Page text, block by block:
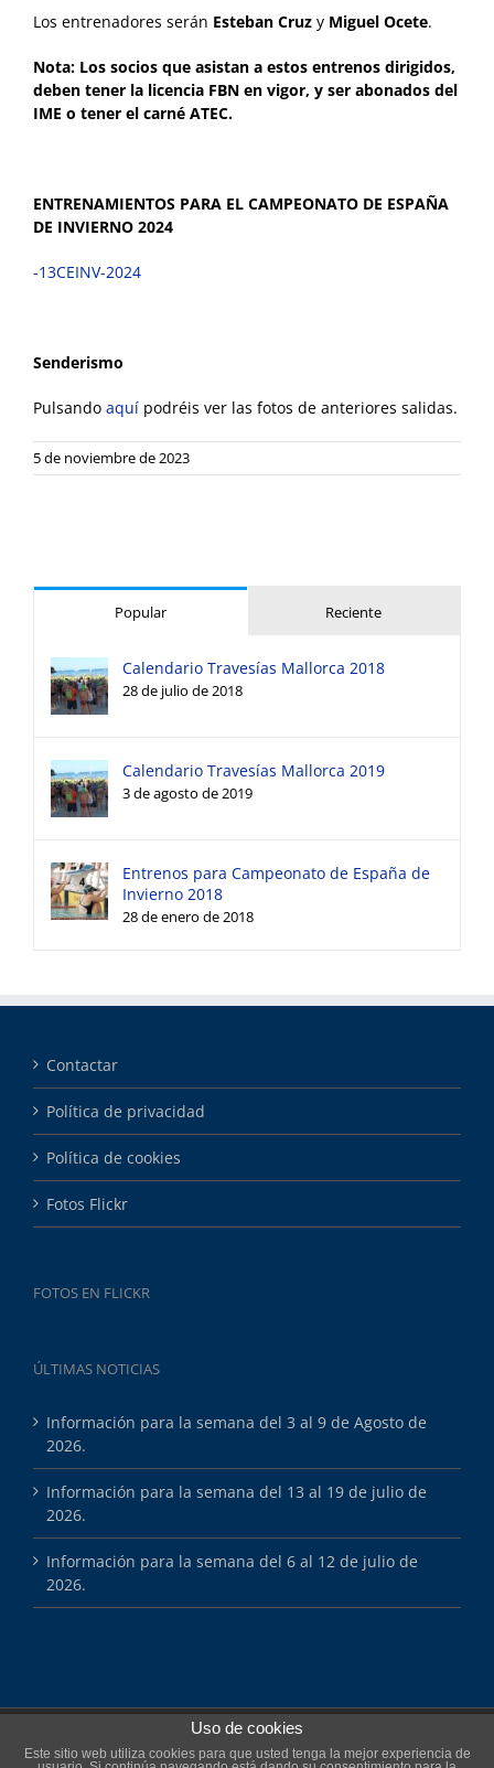
Los entrenadores serán Esteban Cruz y Miguel Ocete.
Nota: Los socios que asistan a estos entrenos dirigidos,
deben tener la licencia FBN en vigor, y ser abonados del
IME o tener el carné ATEC.
ENTRENAMIENTOS PARA EL CAMPEONATO DE ESPAÑA
DE INVIERNO 2024
-13CEINV-2024
Senderismo
Pulsando aquí podréis ver las fotos de anteriores salidas.
5 de noviembre de 2023
Popular Reciente
Calendario Travesías Mallorca 2018
28 de julio de 2018
Calendario Travesías Mallorca 2019
3 de agosto de 2019
Entrenos para Campeonato de España de
Invierno 2018
28 de enero de 2018
Contactar
Política de privacidad
Política de cookies
Fotos Flickr
FOTOS EN FLICKR
ÚLTIMAS NOTICIAS
Información para la semana del 3 al 9 de Agosto de
2026.
Información para la semana del 13 al 19 de julio de
2026.
Información para la semana del 6 al 12 de julio de
2026.
Copyright 2025 Esports Màsters
Uso de cookies
Este sitio web utiliza cookies para que usted tenga la mejor experiencia de